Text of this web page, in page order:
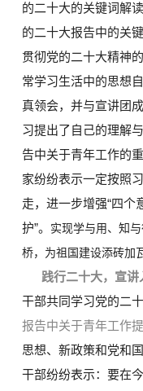
的二十大的关键词解
的二十大报告中的关
贯彻党的二十大精神
常学习生活中的思想
真领会，并与宣讲团
习提出了自己的理解
告中关于青年工作的
家纷纷表示一定按照
走， 进一步增强“四个
护”。 实现学与用、知
桥，为祖国建设添砖加
践行二十大，宣讲
干部共同学习党的二
报告中关于青年工作
思想、新政策和党和
干部纷纷表示：要在